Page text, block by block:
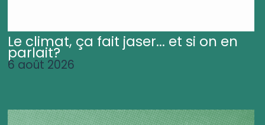
Le climat, ça fait jaser... et si on en
parlait?
6 août 2026